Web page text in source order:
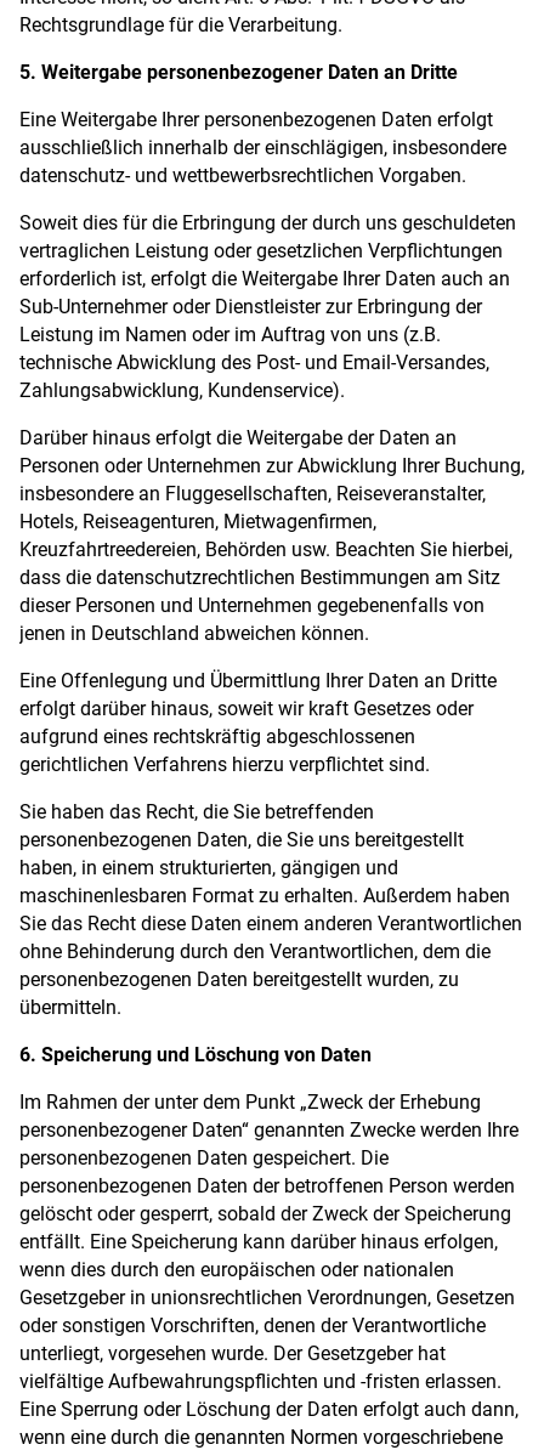
Rechtsgrundlage für die Verarbeitung.
5. Weitergabe personenbezogener Daten an Dritte
Eine Weitergabe Ihrer personenbezogenen Daten erfolgt
ausschließlich innerhalb der einschlägigen, insbesondere
datenschutz- und wettbewerbsrechtlichen Vorgaben.
Soweit dies für die Erbringung der durch uns geschuldeten
vertraglichen Leistung oder gesetzlichen Verpflichtungen
erforderlich ist, erfolgt die Weitergabe Ihrer Daten auch an
Sub-Unternehmer oder Dienstleister zur Erbringung der
Leistung im Namen oder im Auftrag von uns (z.B.
technische Abwicklung des Post- und Email-Versandes,
Zahlungsabwicklung, Kundenservice).
Darüber hinaus erfolgt die Weitergabe der Daten an
Personen oder Unternehmen zur Abwicklung Ihrer Buchung,
insbesondere an Fluggesellschaften, Reiseveranstalter,
Hotels, Reiseagenturen, Mietwagenfirmen,
Kreuzfahrtreedereien, Behörden usw. Beachten Sie hierbei,
dass die datenschutzrechtlichen Bestimmungen am Sitz
dieser Personen und Unternehmen gegebenenfalls von
jenen in Deutschland abweichen können.
Eine Offenlegung und Übermittlung Ihrer Daten an Dritte
erfolgt darüber hinaus, soweit wir kraft Gesetzes oder
aufgrund eines rechtskräftig abgeschlossenen
gerichtlichen Verfahrens hierzu verpflichtet sind.
Sie haben das Recht, die Sie betreffenden
personenbezogenen Daten, die Sie uns bereitgestellt
haben, in einem strukturierten, gängigen und
maschinenlesbaren Format zu erhalten. Außerdem haben
Sie das Recht diese Daten einem anderen Verantwortlichen
ohne Behinderung durch den Verantwortlichen, dem die
personenbezogenen Daten bereitgestellt wurden, zu
übermitteln.
6. Speicherung und Löschung von Daten
Im Rahmen der unter dem Punkt „Zweck der Erhebung
personenbezogener Daten“ genannten Zwecke werden Ihre
personenbezogenen Daten gespeichert. Die
personenbezogenen Daten der betroffenen Person werden
gelöscht oder gesperrt, sobald der Zweck der Speicherung
entfällt. Eine Speicherung kann darüber hinaus erfolgen,
wenn dies durch den europäischen oder nationalen
Gesetzgeber in unionsrechtlichen Verordnungen, Gesetzen
oder sonstigen Vorschriften, denen der Verantwortliche
unterliegt, vorgesehen wurde. Der Gesetzgeber hat
vielfältige Aufbewahrungspflichten und -fristen erlassen.
Eine Sperrung oder Löschung der Daten erfolgt auch dann,
wenn eine durch die genannten Normen vorgeschriebene